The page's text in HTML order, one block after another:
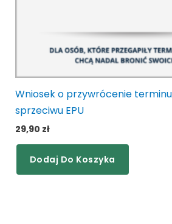
Wniosek o przywrócenie terminu
sprzeciwu EPU
29,90 zł
Dodaj Do Koszyka